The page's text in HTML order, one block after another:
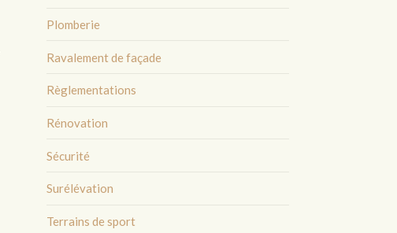
Plomberie
Ravalement de façade
Règlementations
Rénovation
Sécurité
Surélévation
Terrains de sport